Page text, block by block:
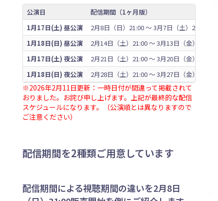
公演日
配信期間（1ヶ月版）
1月17日(土) 昼公演
2月8日（日）21:00 〜 3月7日（土）23:59
1月18日(日) 昼公演
2月14日（土）21:00 〜 3月13日（金）23:59
1月17日(土) 夜公演
2月21日（土）21:00 〜 3月20日（金）23:59
1月18日(日) 夜公演
2月28日（土）21:00 〜 3月27日（金）23:59
※2026年2月11日更新：一時日付が間違って掲載されて
おりました。お詫び申し上げます。上記が最終的な配信
スケジュールになります。（公演順とは異なりますので
ご注意ください）
配信期間を2種類ご用意しています
配信期間による視聴期間の違いを2月8日